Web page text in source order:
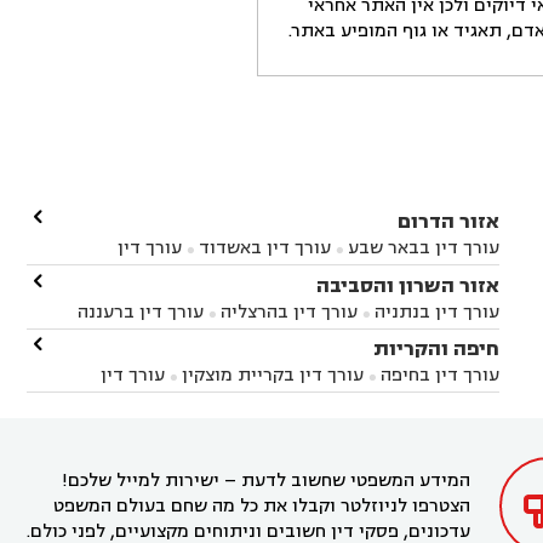
תאגיד או גוף המופיע באתר.
אזור הדרום
עורך דין בבאר שבע  עורך דין באשדוד 
עורך דין
באשקלון
עורך דין בבאר טוביה עורך דין בגן יבנה
עורך דין בניר הבנים עורך דין בערד
זיקים
עורך דין בנתיבות עורך דין בקרית מלאכי

אזור השרון והסביבה
עורך דין בנתניה  עורך דין בהרצליה  עורך דין ברעננה
עורך דין בחדרה עורך דין בכפר סבא
עורך דין בהוד
השרון
עורך דין באבן יהודה
עורך דין בחריש  עורך דין בקיסריה  עורך דין בקדימה

חיפה והקריות
עורך דין בחיפה  עורך דין בקריית מוצקין 
עורך דין
בקרית מוצקין
עורך דין בקריית אתא
עורך דין

המידע המשפטי שחשוב לדעת – ישירות למייל שלכם!
הצטרפו לניוזלטר וקבלו את כל מה שחם בעולם המשפט
עדכונים, פסקי דין חשובים וניתוחים מקצועיים, לפני כולם.